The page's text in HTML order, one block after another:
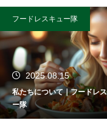
フードレスキュー隊
2025.08.15
私たちについて｜フードレ
ー隊